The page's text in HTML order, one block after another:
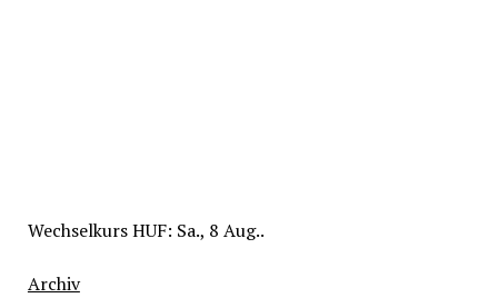
WechselkursHUF: Sa., 8 Aug..
Archiv